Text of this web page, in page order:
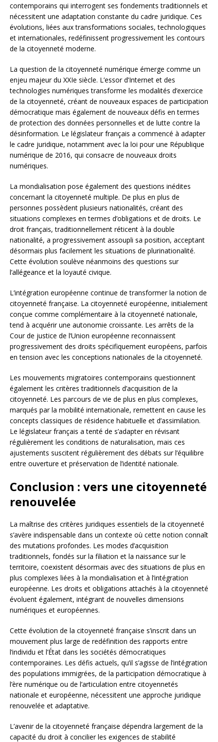
contemporains qui interrogent ses fondements traditionnels et
nécessitent une adaptation constante du cadre juridique. Ces
évolutions, liées aux transformations sociales, technologiques
et internationales, redéfinissent progressivement les contours
de la citoyenneté moderne.
La question de la citoyenneté numérique émerge comme un
enjeu majeur du XXIe siècle. L’essor d’Internet et des
technologies numériques transforme les modalités d’exercice
de la citoyenneté, créant de nouveaux espaces de participation
démocratique mais également de nouveaux défis en termes
de protection des données personnelles et de lutte contre la
désinformation. Le législateur français a commencé à adapter
le cadre juridique, notamment avec la loi pour une République
numérique de 2016, qui consacre de nouveaux droits
numériques.
La mondialisation pose également des questions inédites
concernant la citoyenneté multiple. De plus en plus de
personnes possèdent plusieurs nationalités, créant des
situations complexes en termes d’obligations et de droits. Le
droit français, traditionnellement réticent à la double
nationalité, a progressivement assoupli sa position, acceptant
désormais plus facilement les situations de plurinationalité.
Cette évolution soulève néanmoins des questions sur
l’allégeance et la loyauté civique.
L’intégration européenne continue de transformer la notion de
citoyenneté française. La citoyenneté européenne, initialement
conçue comme complémentaire à la citoyenneté nationale,
tend à acquérir une autonomie croissante. Les arrêts de la
Cour de justice de l’Union européenne reconnaissent
progressivement des droits spécifiquement européens, parfois
en tension avec les conceptions nationales de la citoyenneté.
Les mouvements migratoires contemporains questionnent
également les critères traditionnels d’acquisition de la
citoyenneté. Les parcours de vie de plus en plus complexes,
marqués par la mobilité internationale, remettent en cause les
concepts classiques de résidence habituelle et d’assimilation.
Le législateur français a tenté de s’adapter en révisant
régulièrement les conditions de naturalisation, mais ces
ajustements suscitent régulièrement des débats sur l’équilibre
entre ouverture et préservation de l’identité nationale.
Conclusion : vers une citoyenneté
renouvelée
La maîtrise des critères juridiques essentiels de la citoyenneté
s’avère indispensable dans un contexte où cette notion connaît
des mutations profondes. Les modes d’acquisition
traditionnels, fondés sur la filiation et la naissance sur le
territoire, coexistent désormais avec des situations de plus en
plus complexes liées à la mondialisation et à l’intégration
européenne. Les droits et obligations attachés à la citoyenneté
évoluent également, intégrant de nouvelles dimensions
numériques et européennes.
Cette évolution de la citoyenneté française s’inscrit dans un
mouvement plus large de redéfinition des rapports entre
l’individu et l’État dans les sociétés démocratiques
contemporaines. Les défis actuels, qu’il s’agisse de l’intégration
des populations immigrées, de la participation démocratique à
l’ère numérique ou de l’articulation entre citoyennetés
nationale et européenne, nécessitent une approche juridique
renouvelée et adaptative.
L’avenir de la citoyenneté française dépendra largement de la
capacité du droit à concilier les exigences de stabilité